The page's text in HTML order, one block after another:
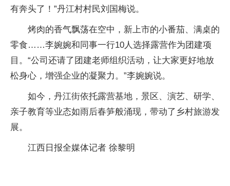
有奔头了！”丹江村村民刘国梅说。
烤肉的香气飘荡在空中，新上市的小番茄、满桌的
零食……李婉婉和同事一行10人选择露营作为团建项
目。“公司还请了团建老师组织活动，让大家更好地放
松身心，增强企业的凝聚力。”李婉婉说。
如今，丹江街依托露营基地，景区、演艺、研学、
亲子教育等业态如雨后春笋般涌现，带动了乡村旅游发
展。
江西日报全媒体记者 徐黎明